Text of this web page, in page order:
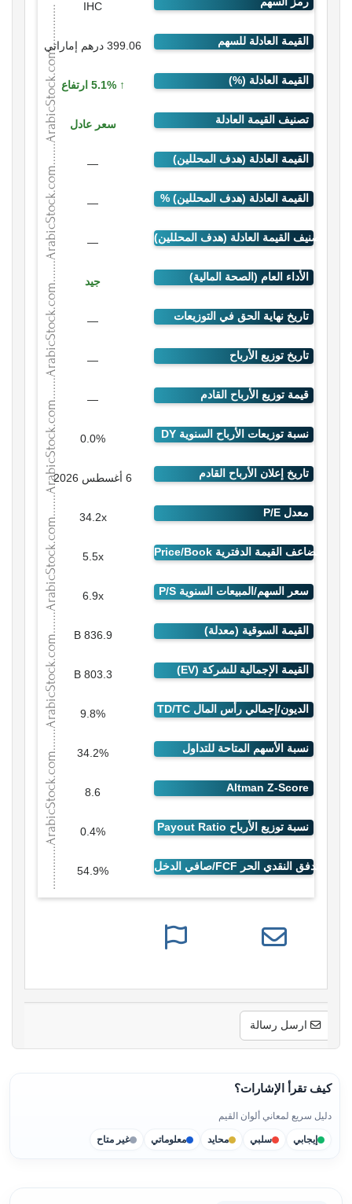
IHC
399.06 درهم إماراتي
5.1% ارتفاع
سعر عادل
—
—
—
جيد
—
—
—
0.0%
6 أغسطس 2026
34.2x
5.5x
6.9x
836.9 B
803.3 B
9.8%
34.2%
8.6
0.4%
54.9%
ارسل رسالة
كيف تقرأ الإشارات؟
دليل سريع لمعاني ألوان القيم
إيجابي سلبي محايد معلوماتي غير متاح